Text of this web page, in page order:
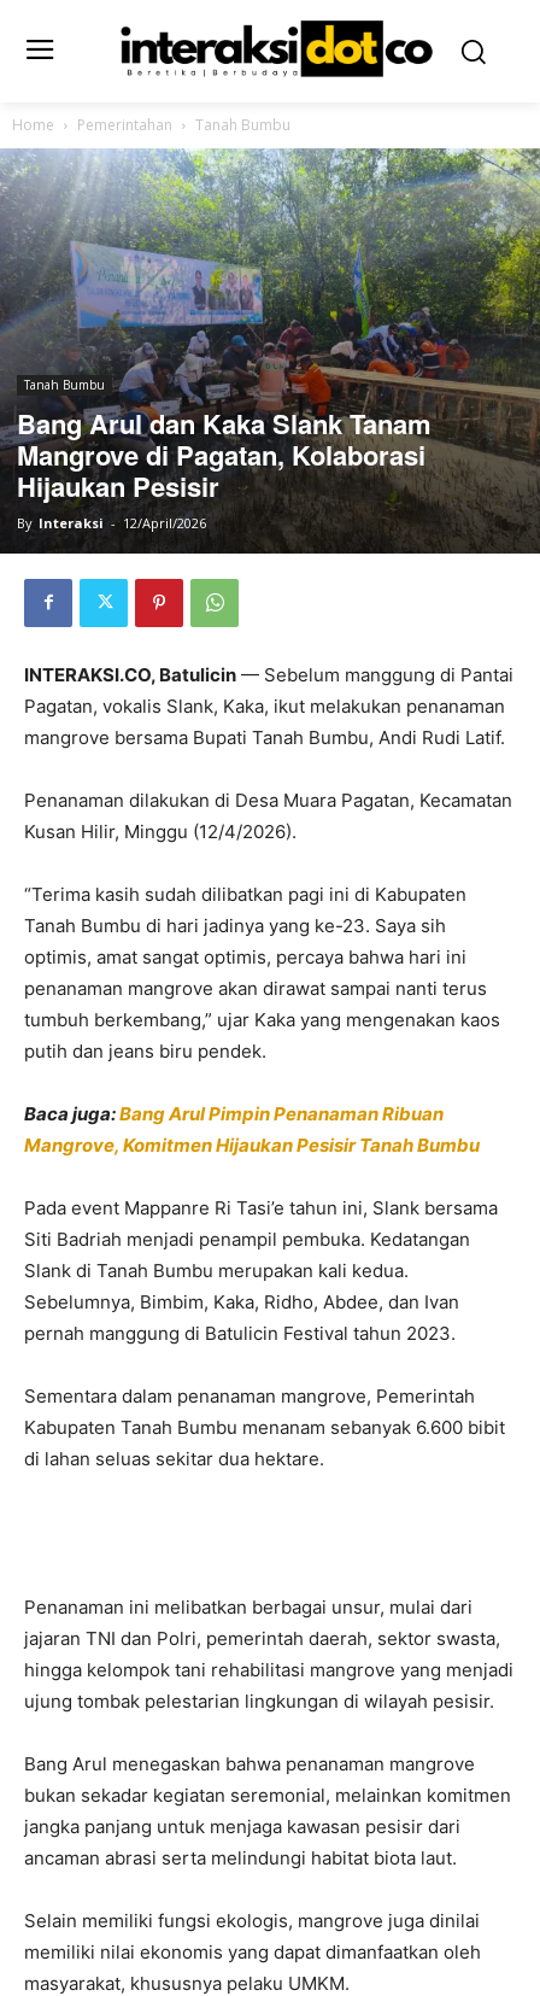
Home Pemerintahan Tanah Bumbu
Tanah Bumbu
Bang Arul dan Kaka Slank Tanam
Mangrove di Pagatan, Kolaborasi
Hijaukan Pesisir
By Interaksi - 12/April/2026
INTERAKSI.CO, Batulicin — Sebelum manggung di Pantai
Pagatan, vokalis Slank, Kaka, ikut melakukan penanaman
mangrove bersama Bupati Tanah Bumbu, Andi Rudi Latif.
Penanaman dilakukan di Desa Muara Pagatan, Kecamatan
Kusan Hilir, Minggu (12/4/2026).
“Terima kasih sudah dilibatkan pagi ini di Kabupaten
Tanah Bumbu di hari jadinya yang ke-23. Saya sih
optimis, amat sangat optimis, percaya bahwa hari ini
penanaman mangrove akan dirawat sampai nanti terus
tumbuh berkembang,” ujar Kaka yang mengenakan kaos
putih dan jeans biru pendek.
Baca juga:Bang Arul Pimpin Penanaman Ribuan
Mangrove, Komitmen Hijaukan Pesisir Tanah Bumbu
Pada event Mappanre Ri Tasi’e tahun ini, Slank bersama
Siti Badriah menjadi penampil pembuka. Kedatangan
Slank di Tanah Bumbu merupakan kali kedua.
Sebelumnya, Bimbim, Kaka, Ridho, Abdee, dan Ivan
pernah manggung di Batulicin Festival tahun 2023.
Sementara dalam penanaman mangrove, Pemerintah
Kabupaten Tanah Bumbu menanam sebanyak 6.600 bibit
di lahan seluas sekitar dua hektare.
Penanaman ini melibatkan berbagai unsur, mulai dari
jajaran TNI dan Polri, pemerintah daerah, sektor swasta,
hingga kelompok tani rehabilitasi mangrove yang menjadi
ujung tombak pelestarian lingkungan di wilayah pesisir.
Bang Arul menegaskan bahwa penanaman mangrove
bukan sekadar kegiatan seremonial, melainkan komitmen
jangka panjang untuk menjaga kawasan pesisir dari
ancaman abrasi serta melindungi habitat biota laut.
Selain memiliki fungsi ekologis, mangrove juga dinilai
memiliki nilai ekonomis yang dapat dimanfaatkan oleh
masyarakat, khususnya pelaku UMKM.